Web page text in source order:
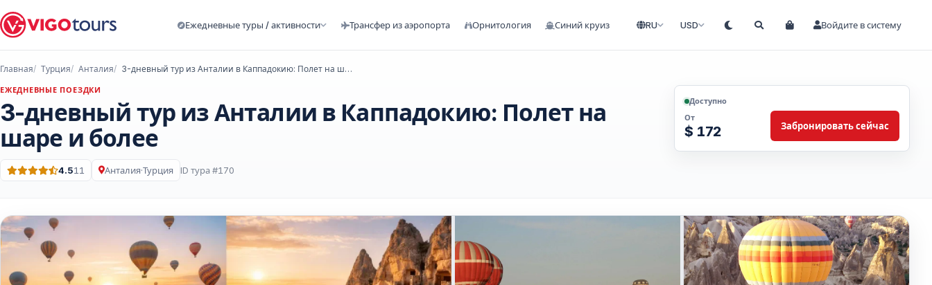
Ежедневные туры / активности Трансфер из аэропорта Орнитология Синий круиз RU USD Войдите в систему
Главная Турция Анталия 3-дневный тур из Анталии в Каппадокию: Полет на шаре и более
ЕЖЕДНЕВНЫЕ ПОЕЗДКИ
3-дневный тур из Анталии в Каппадокию: Полет на
шаре и более
Оценка: 4.5 из 5 · 11 Отзывы
4.511 Анталия·Турция ID тура #170
Доступно
От
$ 172 Забронировать сейчас